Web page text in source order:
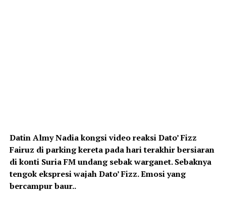
Datin Almy Nadia kongsi video reaksi Dato’ Fizz
Fairuz di parking kereta pada hari terakhir bersiaran
di konti Suria FM undang sebak warganet. Sebaknya
tengok ekspresi wajah Dato’ Fizz. Emosi yang
bercampur baur..